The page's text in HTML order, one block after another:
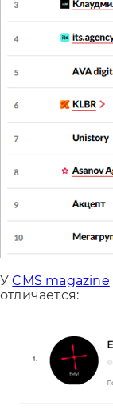
У CMS magazine
отличается: